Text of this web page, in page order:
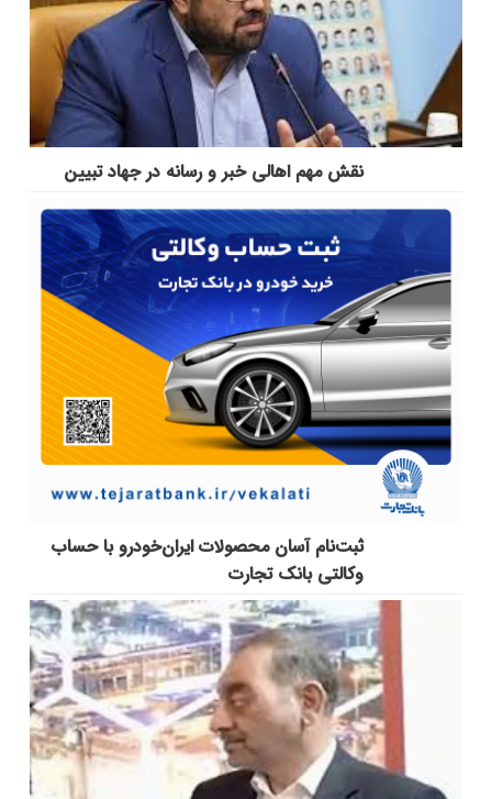
نقش مهم اهالی خبر و رسانه در جهاد تبیین
ثبت‌نام آسان محصولات ایران‌خودرو با حساب
وکالتی بانک تجارت